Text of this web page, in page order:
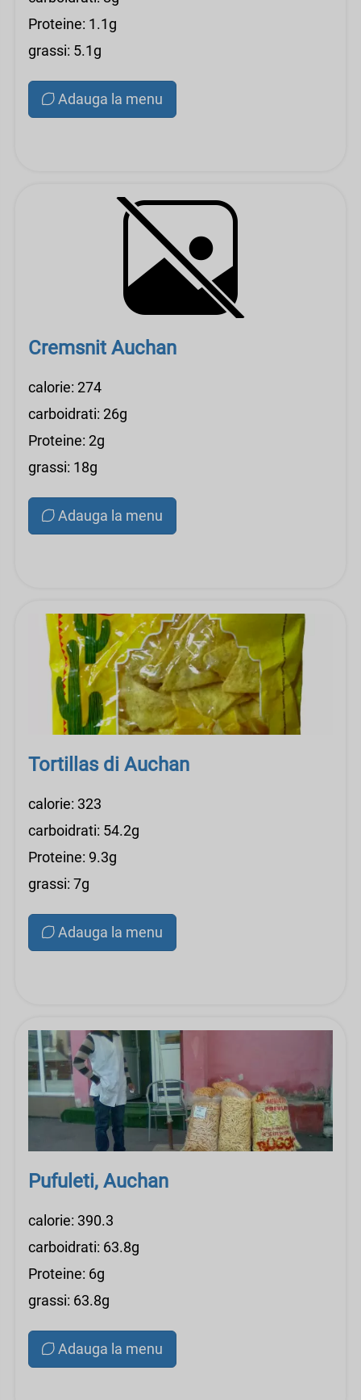
Proteine: 1.1g
grassi: 5.1g
Adauga la menu
Cremsnit Auchan
calorie: 274
carboidrati: 26g
Proteine: 2g
grassi: 18g
Adauga la menu
Tortillas di Auchan
calorie: 323
carboidrati: 54.2g
Proteine: 9.3g
grassi: 7g
Adauga la menu
Pufuleti, Auchan
calorie: 390.3
carboidrati: 63.8g
Proteine: 6g
grassi: 63.8g
Adauga la menu